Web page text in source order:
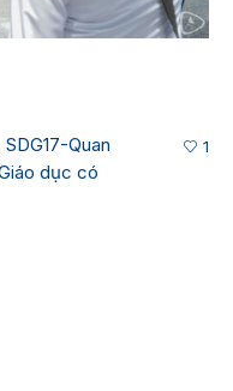
SDG17-Quan
dục có
1